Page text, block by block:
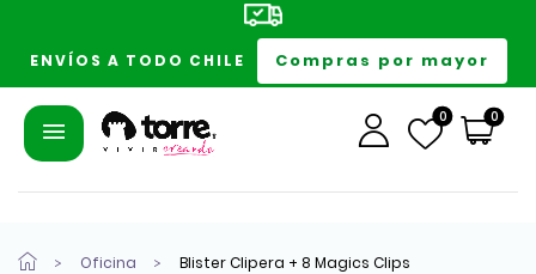
ENVÍOS A TODO CHILE Compras por mayor
0 0
Oficina Blister Clipera + 8 Magics Clips